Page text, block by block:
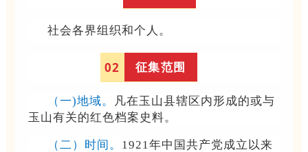
社会各界组织和个人。
02 征集范围
（一)地域。
凡在玉山县辖区内形成的或与
玉山有关的红色档案史料。
（二）时间。 1921年中国共产党成立以来